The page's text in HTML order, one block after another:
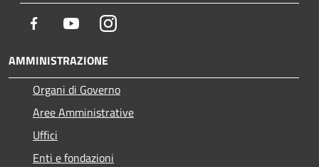
Facebook YoutubeInstagram
AMMINISTRAZIONE
Organi di Governo
Aree Amministrative
Uffici
Enti e fondazioni